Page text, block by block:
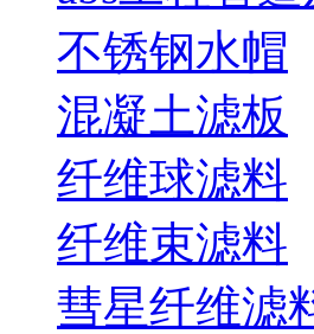
不锈钢水帽
混凝土滤板
纤维球滤料
纤维束滤料
彗星纤维滤